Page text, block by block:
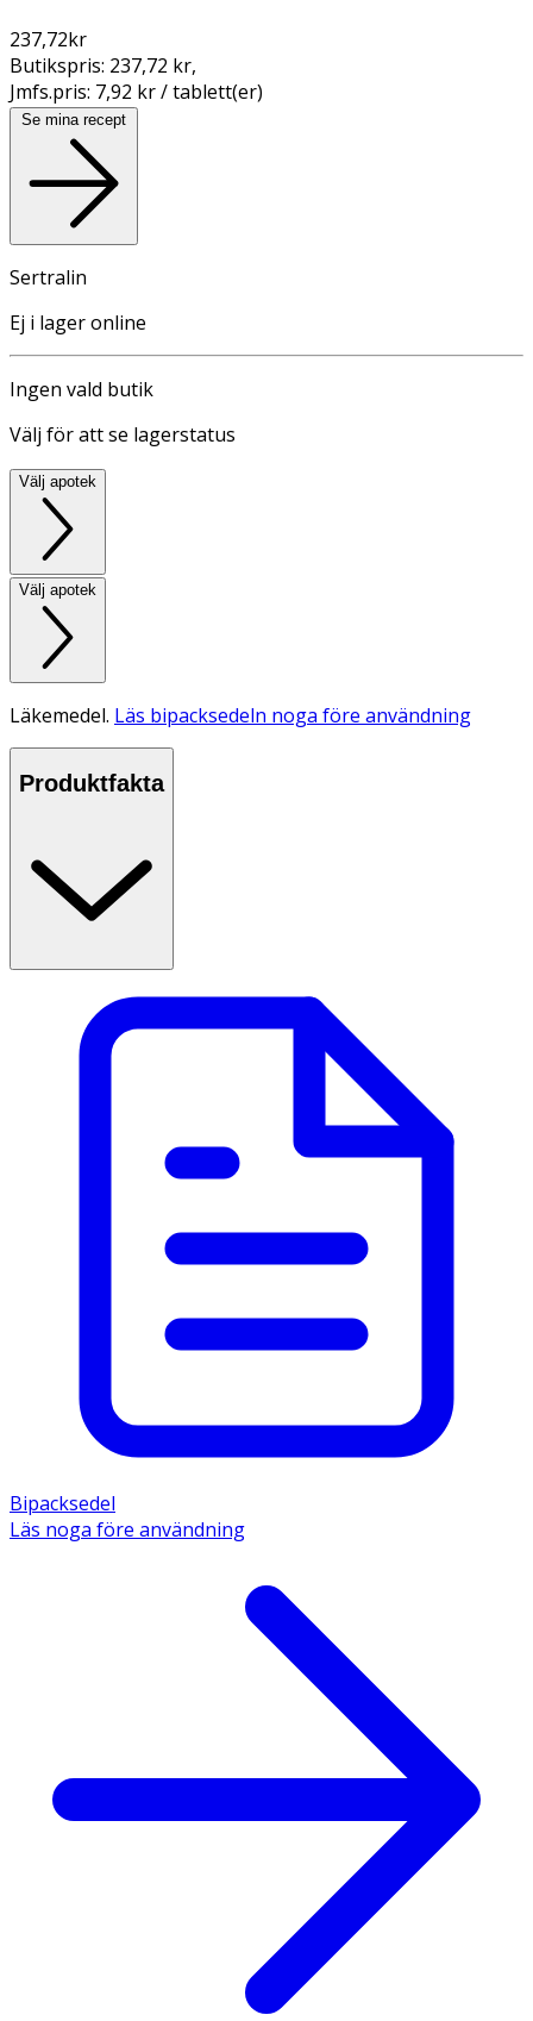
237,72kr
Butikspris: 237,72 kr,
Jmfs.pris: 7,92 kr / tablett(er)
Se mina recept
Sertralin
Ej i lager online
Ingen vald butik
Välj för att se lagerstatus
Välj apotek
Välj apotek
Läkemedel. Läs bipacksedeln noga före användning
Produktfakta
Bipacksedel
Läs noga före användning